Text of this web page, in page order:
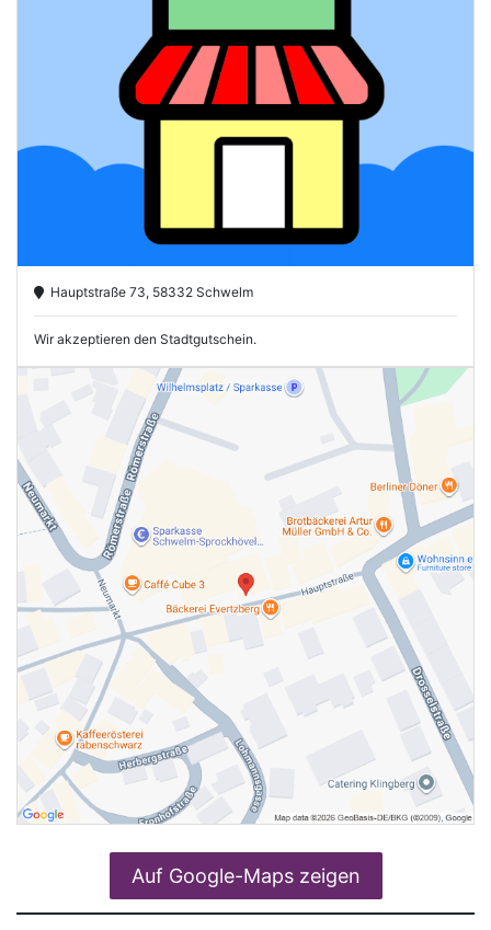
Hauptstraße 73, 58332 Schwelm
Wir akzeptieren den Stadtgutschein.
Auf Google-Maps zeigen